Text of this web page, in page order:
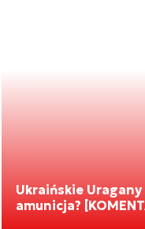
Ukraińskie
amunicja?